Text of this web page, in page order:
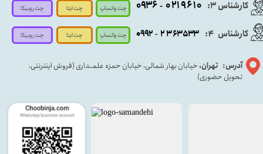
آدرس: تهران، خیابان بهار شمالی، خیابان حمزه علمــداری (فروش اینترنتی،
تحویل حضوری)
کارشناس ۳: ۰۲۱۹۶۱۰ -۰۹۳۶
کارشناس 4
: ۲۳۶۳۵۳۳ - ۰۹۹۲ چت واتساپ
چت واتساپ چت ایتا
چت ایتا
چت روبیکا
چت روبیکا